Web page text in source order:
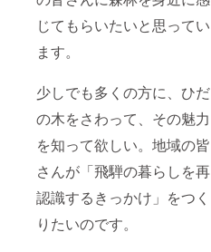
じてもらいたいと思ってい
ます。
少しでも多くの方に、ひだ
の木をさわって、その魅力
を知って欲しい。地域の皆
さんが「飛騨の暮らしを再
認識するきっかけ」をつく
りたいのです。